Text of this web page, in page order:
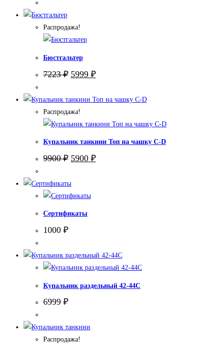
Распродажа!
Бюстгальтер
7223₽ Первоначальная
цена
7223 ₽.
5999 ₽Текущая
цена:
Распродажа!
Купальник танкини Топ на чашку С-D
9900₽ Первоначальная
цена
9900 ₽.
5900 ₽Текущая
цена:
Сертификаты
1000 ₽
Купальник раздельный 42-44С
6999 ₽
Распродажа!